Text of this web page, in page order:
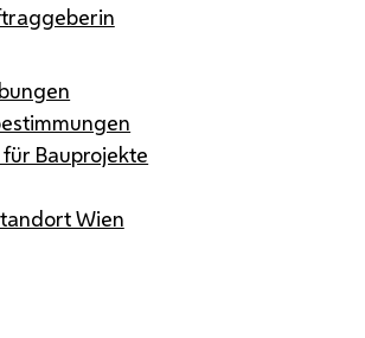
Bauprojekte
Wien